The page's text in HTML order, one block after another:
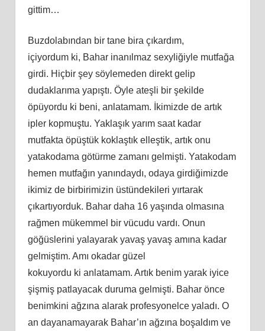
gittim…
Buzdolabından bir tane bira çıkardım,
içiyordum ki, Bahar inanılmaz sexyliğiyle mutfağa
girdi. Hiçbir şey söylemeden direkt gelip
dudaklarıma yapıştı. Öyle ateşli bir şekilde
öpüyordu ki beni, anlatamam. İ kimizdede artık
ipler kopmuştu. Yaklaşık yarım saat kadar
mutfakta öpüştük koklaştık elleştik, artık onu
yatakodama götürme zamanı gelmişti. Yatakodam
hemen mutfağın yanındaydı, odaya girdiğimizde
ikimiz de birbirimizin üstündekileri yırtarak
çıkartıyorduk. Bahar daha 16 yaşında olmasına
rağmen mükemmel bir vücudu vardı. Onun
göğüslerini yalayarak yavaş yavaş amına kadar
gelmiştim. Amı okadar güzel
kokuyordu ki anlatamam. Artık benim yarak iyice
şişmiş patlayacak duruma gelmişti. Bahar önce
benimkini ağzına alarak profesyonelce yaladı. O
an dayanamayarak Bahar’ın ağzına boşaldım ve